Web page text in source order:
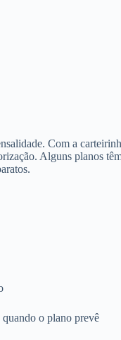
Com a
Alguns planos
o plano prevê